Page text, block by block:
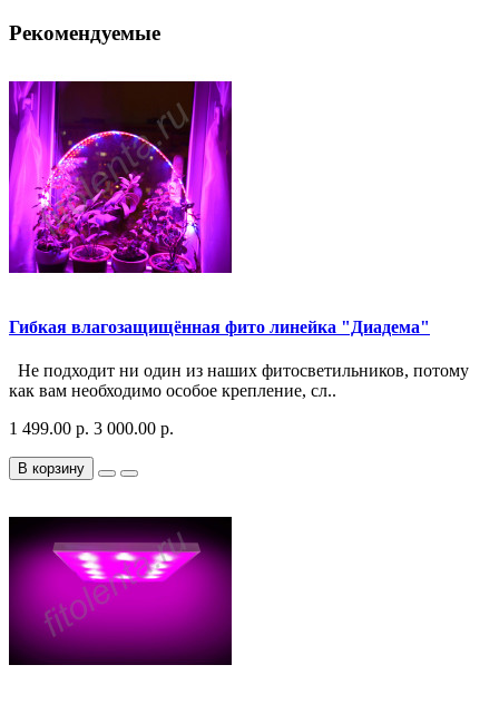
Рекомендуемые
Гибкая влагозащищённая фито линейка "Диадема"
Не подходит ни один из наших фитосветильников, потому
как вам необходимо особое крепление, сл..
1 499.00 р. 3 000.00 р.
В корзину